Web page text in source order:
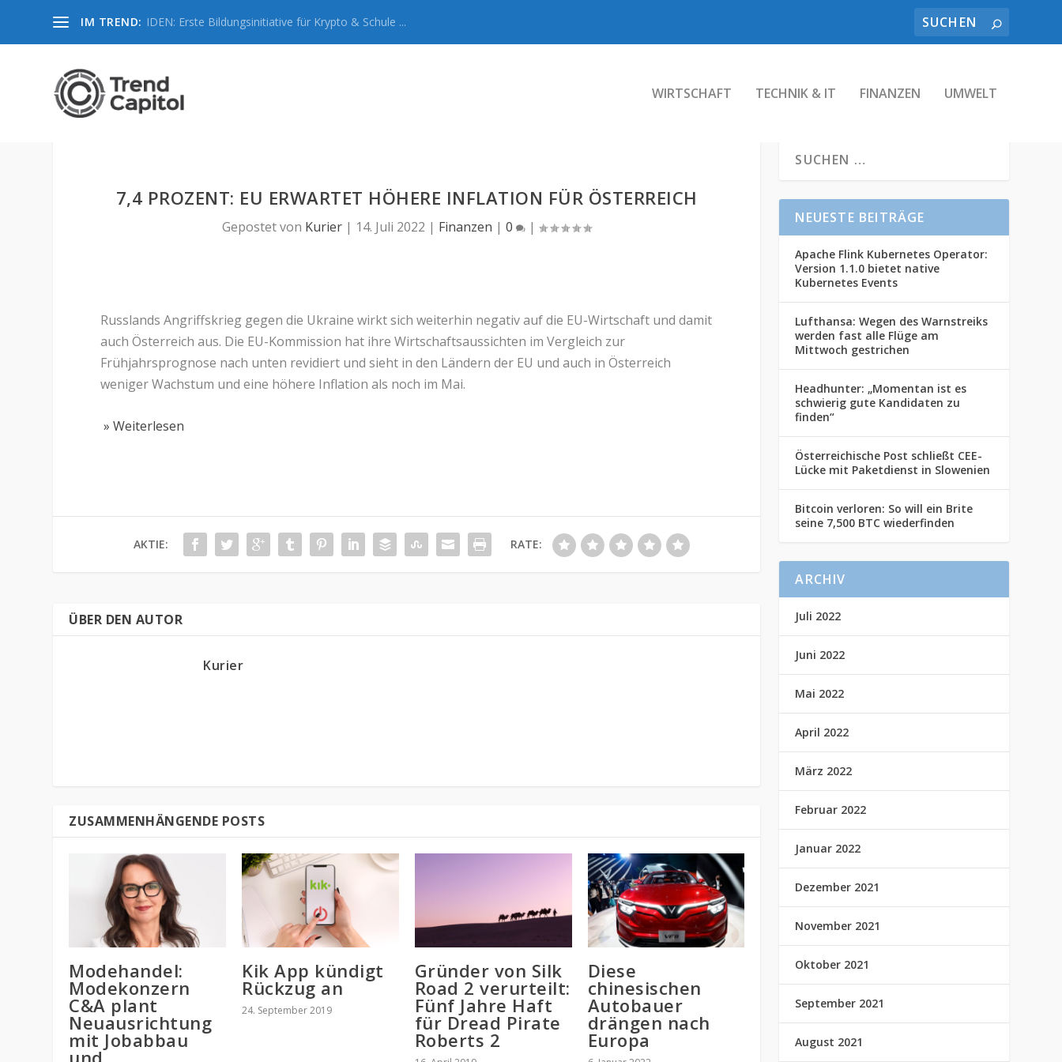
IM TREND: IDEN: Erste Bildungsinitiative für Krypto & Schule ...
WIRTSCHAFT TECHNIK & IT FINANZEN UMWELT
7,4 PROZENT: EU ERWARTET HÖHERE INFLATION FÜR ÖSTERREICH
Gepostet von Kurier | 14. Juli 2022 | Finanzen |0 |
Russlands Angriffskrieg gegen die Ukraine wirkt sich weiterhin negativ auf die EU-Wirtschaft und damit
auch Österreich aus. Die EU-Kommission hat ihre Wirtschaftsaussichten im Vergleich zur
Frühjahrsprognose nach unten revidiert und sieht in den Ländern der EU und auch in Österreich
weniger Wachstum und eine höhere Inflation als noch im Mai.
» Weiterlesen
AKTIE: RATE:
ÜBER DEN AUTOR
Kurier
ZUSAMMENHÄNGENDE POSTS
Modehandel:
Modekonzern
C&A plant
Neuausrichtung
mit Jobabbau
und
Kik App kündigt
Rückzug an
24. September 2019
Gründer von Silk
Road 2 verurteilt:
Fünf Jahre Haft
für Dread Pirate
Roberts 2
Diese
chinesischen
Autobauer
drängen nach
Europa
NEUESTE BEITRÄGE
Apache Flink Kubernetes Operator:
Version 1.1.0 bietet native
Kubernetes Events
Lufthansa: Wegen des Warnstreiks
werden fast alle Flüge am
Mittwoch gestrichen
Headhunter: „Momentan ist es
schwierig gute Kandidaten zu
finden“
Österreichische Post schließt CEE-
Lücke mit Paketdienst in Slowenien
Bitcoin verloren: So will ein Brite
seine 7,500 BTC wiederfinden
ARCHIV
Juli 2022
Juni 2022
Mai 2022
April 2022
März 2022
Februar 2022
Januar 2022
Dezember 2021
November 2021
Oktober 2021
September 2021
August 2021